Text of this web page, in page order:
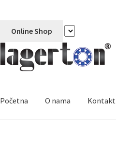
Online Shop
Početna O nama Kontakt